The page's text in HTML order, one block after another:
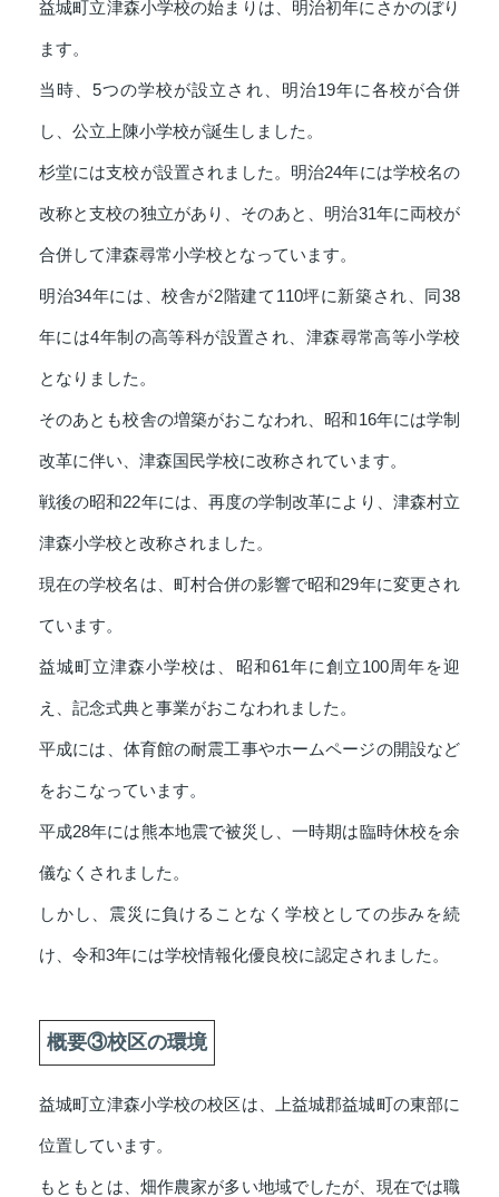
益城町立津森小学校の始まりは、明治初年にさかのぼり
ます。
当時、5つの学校が設立され、明治19年に各校が合併
し、公立上陳小学校が誕生しました。
杉堂には支校が設置されました。明治24年には学校名の
改称と支校の独立があり、そのあと、明治31年に両校が
合併して津森尋常小学校となっています。
明治34年には、校舎が2階建て110坪に新築され、同38
年には4年制の高等科が設置され、津森尋常高等小学校
となりました。
そのあとも校舎の増築がおこなわれ、昭和16年には学制
改革に伴い、津森国民学校に改称されています。
戦後の昭和22年には、再度の学制改革により、津森村立
津森小学校と改称されました。
現在の学校名は、町村合併の影響で昭和29年に変更され
ています。
益城町立津森小学校は、昭和61年に創立100周年を迎
え、記念式典と事業がおこなわれました。
平成には、体育館の耐震工事やホームページの開設など
をおこなっています。
平成28年には熊本地震で被災し、一時期は臨時休校を余
儀なくされました。
しかし、震災に負けることなく学校としての歩みを続
け、令和3年には学校情報化優良校に認定されました。
概要③校区の環境
益城町立津森小学校の校区は、上益城郡益城町の東部に
位置しています。
もともとは、畑作農家が多い地域でしたが、現在では職